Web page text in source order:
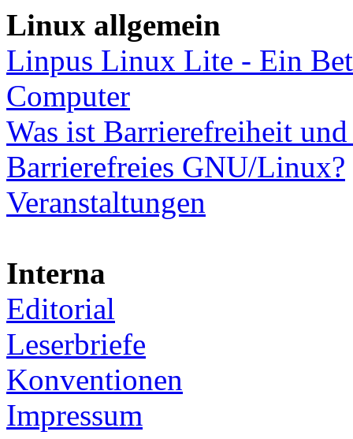
Linux allgemein
Linpus Linux Lite - Ein
Computer
Was ist Barrierefreiheit
Barrierefreies GNU/Linux?
Veranstaltungen
Interna
Editorial
Leserbriefe
Konventionen
Impressum